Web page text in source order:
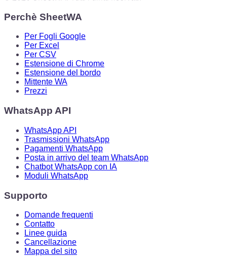
Perchè SheetWA
Per Fogli Google
Per Excel
Per CSV
Estensione di Chrome
Estensione del bordo
Mittente WA
Prezzi
WhatsApp API
WhatsApp API
Trasmissioni WhatsApp
Pagamenti WhatsApp
Posta in arrivo del team WhatsApp
Chatbot WhatsApp con IA
Moduli WhatsApp
Supporto
Domande frequenti
Contatto
Linee guida
Cancellazione
Mappa del sito